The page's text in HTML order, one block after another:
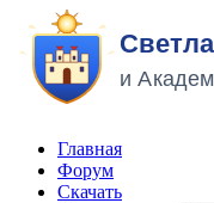
Главная
Форум
Скачать